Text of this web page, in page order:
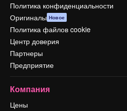
Политика конфиденциальности
Оригиналы Новое
Политика файлов cookie
Центр доверия
Партнеры
Предприятие
Компания
Цены